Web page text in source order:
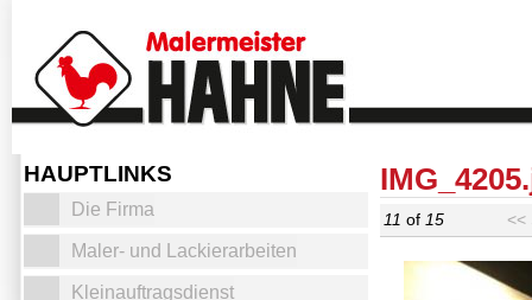
HAUPTLINKS
Die Firma
Maler- und Lackierarbeiten
Kleinauftragsdienst
11 of 15 <<